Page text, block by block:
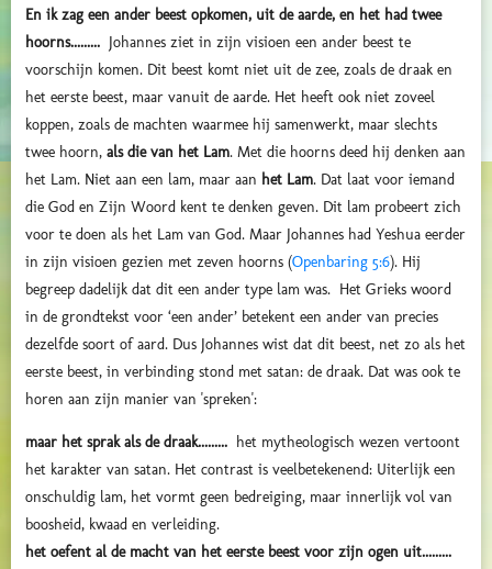
En ik zag een ander beest opkomen, uit de aarde, en het had twee
hoorns......... Johannes ziet in zijn visioen een ander beest te
voorschijn komen. Dit beest komt niet uit de zee, zoals de draak en
het eerste beest, maar vanuit de aarde. Het heeft ook niet zoveel
koppen, zoals de machten waarmee hij samenwerkt, maar slechts
twee hoorn, als die van het Lam. Met die hoorns deed hij denken aan
het Lam. Niet aan een lam, maar aan het Lam. Dat laat voor iemand
die God en Zijn Woord kent te denken geven. Dit lam probeert zich
voor te doen als het Lam van God. Maar Johannes had Yeshua eerder
in zijn visioen gezien met zeven hoorns (Openbaring 5:6). Hij
begreep dadelijk dat dit een ander type lam was. Het Grieks woord
in de grondtekst voor ‘een ander’ betekent een ander van precies
dezelfde soort of aard. Dus Johannes wist dat dit beest, net zo als het
eerste beest, in verbinding stond met satan: de draak. Dat was ook te
horen aan zijn manier van 'spreken':
maar het sprak als de draak......... het mytheologisch wezen vertoont
het karakter van satan. Het contrast is veelbetekenend: Uiterlijk een
onschuldig lam, het vormt geen bedreiging, maar innerlijk vol van
boosheid, kwaad en verleiding.
het oefent al de macht van het eerste beest voor zijn ogen uit.........